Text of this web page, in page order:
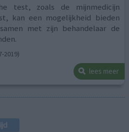
test, zoals de mijnmedicijn
kan een mogelijkheid bieden
met zijn behandelaar de
2019)
lees meer